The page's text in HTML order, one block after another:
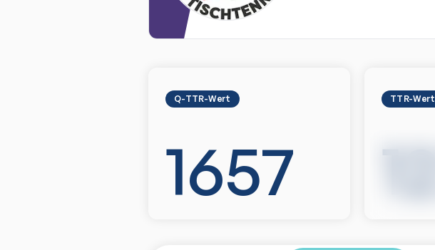
Q-TTR-Wert
1657
TTR-Wert